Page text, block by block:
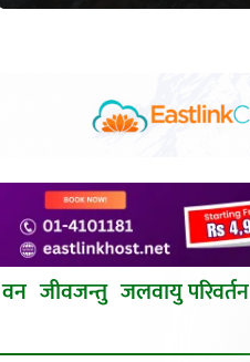
वन जीवजन्तु जलवायु परिवर्तन